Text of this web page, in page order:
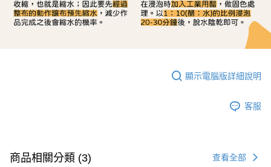
顯示電腦版詳細說明
客服
商品相關分類 (3) 查看全部